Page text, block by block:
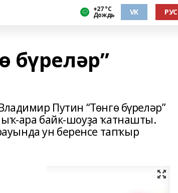
+27 °С
Дождь VK РУС
бүреләр”
Путин “Төнгө бүреләр”
ара байк-шоуҙа ҡатнашты.
ун беренсе тапҡыр